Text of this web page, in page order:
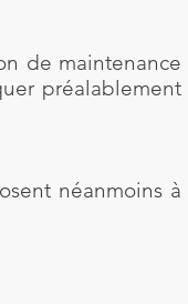
de maintenance
préalablement
néanmoins à